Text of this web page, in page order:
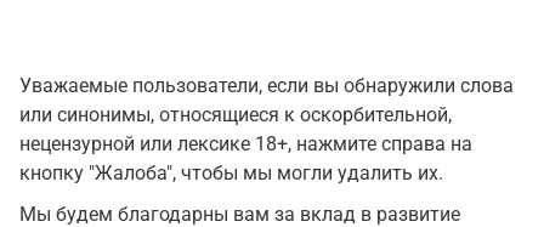
Уважаемые пользователи, если вы обнаружили слова
или синонимы, относящиеся к оскорбительной,
нецензурной или лексике 18+, нажмите справа на
кнопку "Жалоба", чтобы мы могли удалить их.
Мы будем благодарны вам за вклад в развитие